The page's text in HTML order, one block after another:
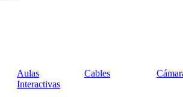
Aulas
Interactivas
Cables